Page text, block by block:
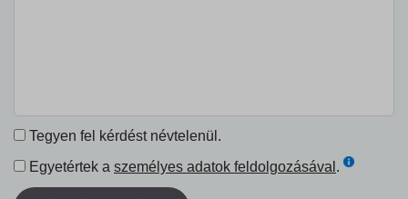
Tegyen fel kérdést névtelenül.
Egyetértek a személyes adatok feldolgozásával .